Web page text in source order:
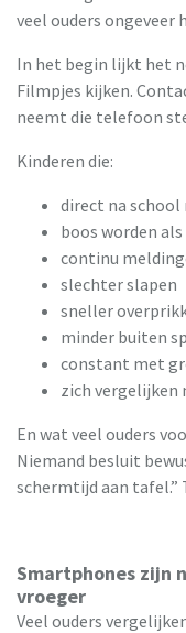
veel ouders
In het begin lijkt het
Filmpjes kijken.
neemt die telefoon
Kinderen die:
direct na
boos worden
continu
slechter slapen
sneller
minder buiten
constant met
zich vergelijken
En wat veel ouders
Niemand besluit
schermtijd aan tafel.”
Smartphones zijn
vroeger
Veel ouders